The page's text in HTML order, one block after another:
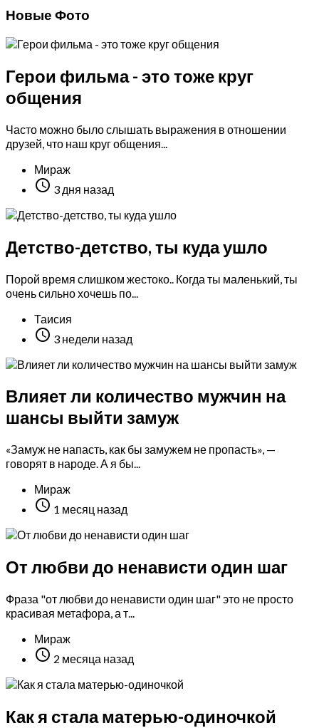
Новые Фото
Герои фильма - это тоже круг
общения
Часто можно было слышать выражения в отношении
друзей, что наш круг общения...
Мираж
 3 дня назад
Детство-детство, ты куда ушло
Порой время слишком жестоко.. Когда ты маленький, ты
очень сильно хочешь по...
Таисия
 3 недели назад
Влияет ли количество мужчин на
шансы выйти замуж
«Замуж не напасть, как бы замужем не пропасть», —
говорят в народе. А я бы...
Мираж
 1 месяц назад
От любви до ненависти один шаг
Фраза "от любви до ненависти один шаг" это не просто
красивая метафора, а т...
Мираж
 2 месяца назад
Как я стала матерью-одиночкой